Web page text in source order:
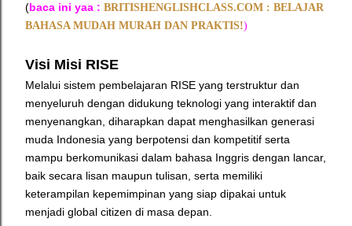
(baca ini yaa : BRITISHENGLISHCLASS.COM : BELAJAR
BAHASA MUDAH MURAH DAN PRAKTIS!)
Visi Misi RISE
Melalui sistem pembelajaran RISE yang terstruktur dan
menyeluruh dengan didukung teknologi yang interaktif dan
menyenangkan, diharapkan dapat menghasilkan generasi
muda Indonesia yang berpotensi dan kompetitif serta
mampu berkomunikasi dalam bahasa Inggris dengan lancar,
baik secara lisan maupun tulisan, serta memiliki
keterampilan kepemimpinan yang siap dipakai untuk
menjadi global citizen di masa depan.